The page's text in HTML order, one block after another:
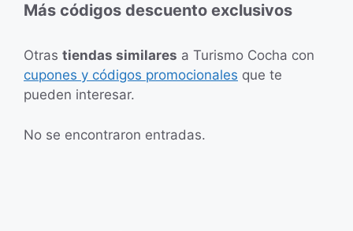
Más códigos descuento exclusivos
Otras tiendas similares a Turismo Cocha con
cupones y códigos promocionales que te
pueden interesar.
No se encontraron entradas.